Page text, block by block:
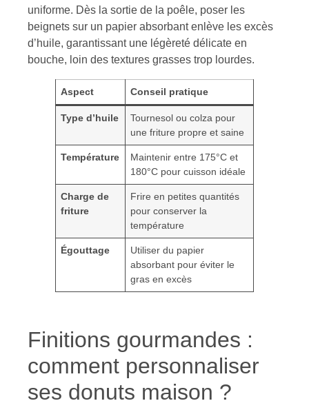
uniforme. Dès la sortie de la poêle, poser les
beignets sur un papier absorbant enlève les excès
d’huile, garantissant une légèreté délicate en
bouche, loin des textures grasses trop lourdes.
Aspect Conseil pratique
Type d’huile
Tournesol ou colza pour
une friture propre et saine
Température
Maintenir entre 175°C et
180°C pour cuisson idéale
Charge de
friture
Frire en petites quantités
pour conserver la
température
Égouttage
Utiliser du papier
absorbant pour éviter le
gras en excès
Finitions gourmandes :
comment personnaliser
ses donuts maison ?